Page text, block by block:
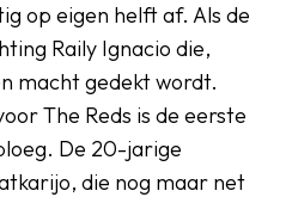
op eigen helft af. Als de
Raily Ignacio die,
macht gedekt wordt.
The Reds is de eerste
De 20-jarige
die nog maar net